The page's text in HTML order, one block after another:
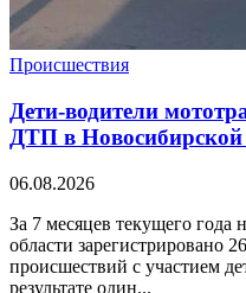
Происшествия
Дети-водители
ДТП в Новосибирской
06.08.2026
За 7 месяцев текущего года
области зарегистрировано
происшествий с участием
результате один...